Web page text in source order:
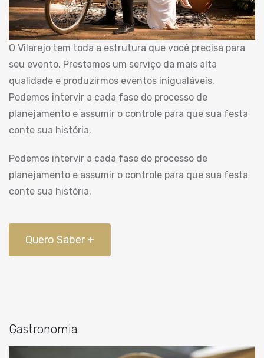
O Vilarejo tem toda a estrutura que você precisa para
seu evento. Prestamos um serviço da mais alta
qualidade e produzirmos eventos inigualáveis.
Podemos intervir a cada fase do processo de
planejamento e assumir o controle para que sua festa
conte sua história.
Podemos intervir a cada fase do processo de
planejamento e assumir o controle para que sua festa
conte sua história.
Quero Saber +
Gastronomia